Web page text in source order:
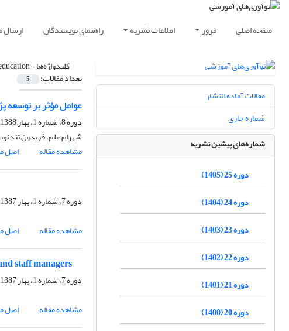
صفحه اصلی مرور اطلاعات نشریه راهنمای نویسندگان ارسال
کلیدواژه‌ها =
تعداد مقالات: 5
عوامل مؤثر بر
دوره 8، شماره 1، بهار 1388، صفحه
شهرام علم، فریدون
مشاهده مقاله
اصل
دوره 7، شماره 1، بهار 1387، صفحه
مشاهده مقاله
اصل
staff managers
دوره 7، شماره 1، بهار 1387، صفحه
مشاهده مقاله
اصل
مقالات آماده انتشار
شماره جاری
شماره‌های پیشین نشریه
دوره 25 (1405)
دوره 24 (1404)
دوره 23 (1403)
دوره 22 (1402)
دوره 21 (1401)
دوره 20 (1400)